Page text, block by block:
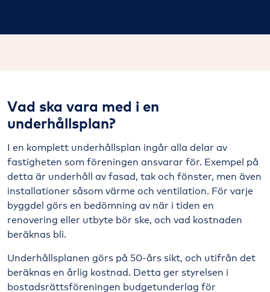
Vad ska vara med i en
underhållsplan?
I en komplett underhållsplan ingår alla delar av
fastigheten som föreningen ansvarar för. Exempel på
detta är underhåll av fasad, tak och fönster, men även
installationer såsom värme och ventilation. För varje
byggdel görs en bedömning av när i tiden en
renovering eller utbyte bör ske, och vad kostnaden
beräknas bli.
Underhållsplanen görs på 50-års sikt, och utifrån det
beräknas en årlig kostnad. Detta ger styrelsen i
bostadsrättsföreningen budgetunderlag för